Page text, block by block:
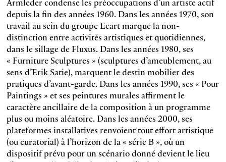
depuis la fin des années 1960. Dans les années 1970, son
travail au sein du groupe Ecart marque la non-
distinction entre activités artistiques et quotidiennes,
dans le sillage de Fluxus. Dans les années 1980, ses
« Furniture Sculptures » (sculptures d’ameublement, au
sens d’Erik Satie), marquent le destin mobilier des
pratiques d’avant-garde. Dans les années 1990, ses « Pour
Paintings » et ses peintures murales affirment le
caractère ancillaire de la composition à un programme
plus ou moins aléatoire. Dans les années 2000, ses
plateformes installatives renvoient tout effort artistique
(ou curatorial) à l’horizon de la « série B », où un
dispositif prévu pour un scénario donné devient le lieu